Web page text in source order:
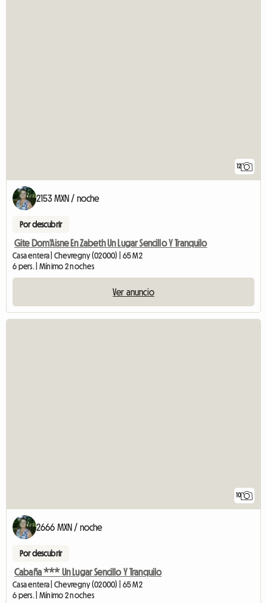
12
2153 MXN / noche
Por descubrir
Gite Dom'Aisne En Zabeth Un Lugar Sencillo Y Tranquilo
Casa entera | Chevregny (02000) | 65 M2
6 pers. | Mínimo 2 noches
Ver anuncio
10
2666 MXN / noche
Por descubrir
Cabaña *** Un Lugar Sencillo Y Tranquilo
Casa entera | Chevregny (02000) | 65 M2
6 pers. | Mínimo 2 noches